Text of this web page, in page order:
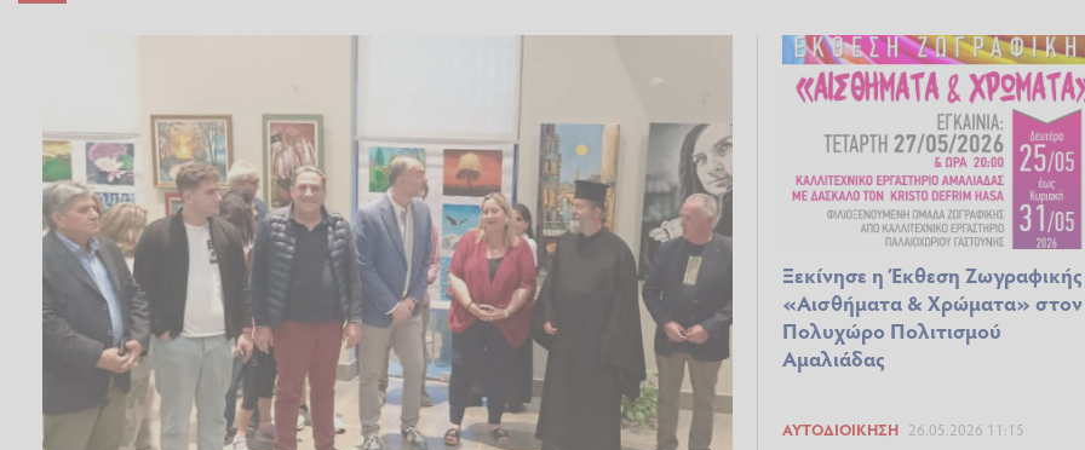
Ξεκίνησε η Έκθεση Ζωγραφικής
«Αισθήματα & Χρώματα» στον
Πολυχώρο Πολιτισμού
Αμαλιάδας
ΑΥΤΟΔΙΟΊΚΗΣΗ 26.05.2026 11:15